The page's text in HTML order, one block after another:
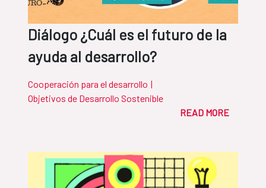
Diálogo ¿Cuál es el futuro de la
ayuda al desarrollo?
Cooperación para el desarrollo |
Objetivos de Desarrollo Sostenible
READ MORE